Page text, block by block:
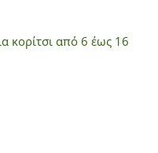
κορίτσι από 6 έως 16